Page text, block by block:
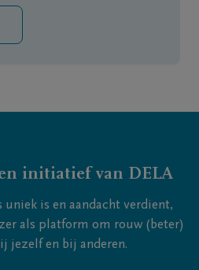
initiatief van DELA
is en aandacht verdient,
als platform om rouw (beter)
jezelf en bij anderen.